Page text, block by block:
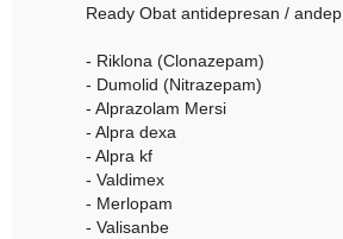
Ready Obat antidepresan / andep
- Riklona (Clonazepam)
- Dumolid (Nitrazepam)
- Alprazolam Mersi
- Alpra dexa
- Alpra kf
- Valdimex
- Merlopam
- Valisanbe